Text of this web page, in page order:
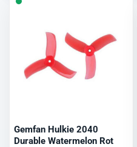
Gemfan Hulkie 2040
Durable Watermelon Rot